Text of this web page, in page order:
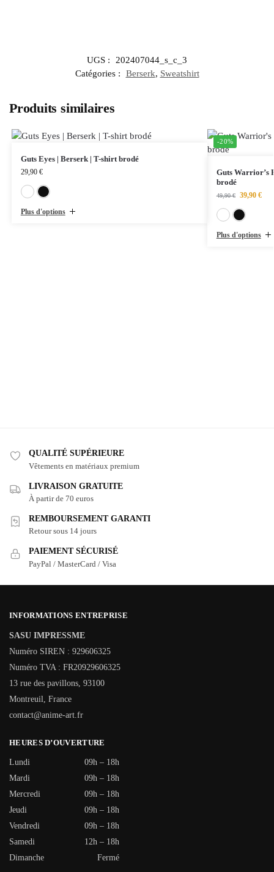
UGS :
202407044_s_c_3
Catégories :
Berserk, Sweatshirt
Produits similaires
Guts Eyes | Berserk | T-shirt brodé
29,90 €
Plus d'options
-20%
Guts Warrior’s
brodé
49,90€ 39,90 €
Plus d'options
QUALITÉ SUPÉRIEURE
Vêtements en matériaux premium
LIVRAISON GRATUITE
À partir de 70 euros
REMBOURSEMENT GARANTI
Retour sous 14 jours
PAIEMENT SÉCURISÉ
PayPal / MasterCard / Visa
INFORMATIONS ENTREPRISE
SASU IMPRESSME
Numéro SIREN : 929606325
Numéro TVA : FR20929606325
13 rue des pavillons, 93100
Montreuil, France
contact@anime-art.fr
HEURES D’OUVERTURE
Lundi
09h – 18h
Mardi
09h – 18h
Mercredi
09h – 18h
Jeudi
09h – 18h
Vendredi
09h – 18h
Samedi
12h – 18h
Dimanche
Fermé